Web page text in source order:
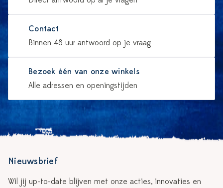
Contact
Binnen 48 uur antwoord op je vraag
Bezoek één van onze winkels
Alle adressen en openingstijden
Nieuwsbrief
Wil jij up-to-date blijven met onze acties, innovaties en